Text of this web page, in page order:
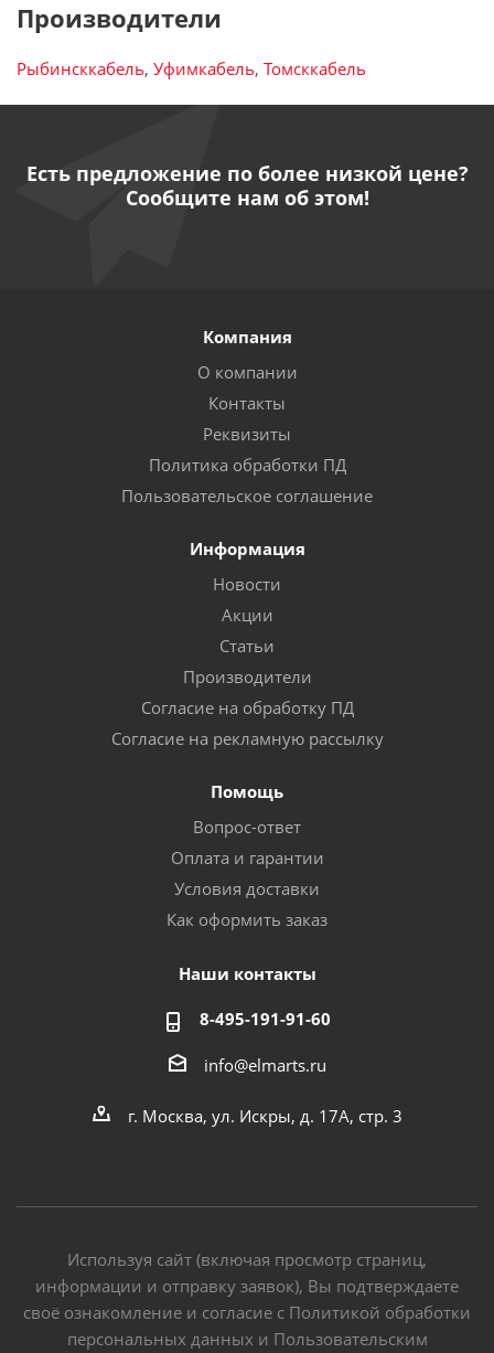
Производители
Рыбинсккабель, Уфимкабель, Томсккабель
Есть предложение по более низкой цене?
Сообщите нам об этом!
Компания
О компании
Контакты
Реквизиты
Политика обработки ПД
Пользовательское соглашение
Информация
Новости
Акции
Статьи
Производители
Согласие на обработку ПД
Согласие на рекламную рассылку
Помощь
Вопрос-ответ
Оплата и гарантии
Условия доставки
Как оформить заказ
Наши контакты
8-495-191-91-60
info@elmarts.ru
г. Москва, ул. Искры, д. 17А, стр. 3
Используя сайт (включая просмотр страниц,
информации и отправку заявок), Вы подтверждаете
своё ознакомление и согласие с Политикой обработки
персональных данных и Пользовательским